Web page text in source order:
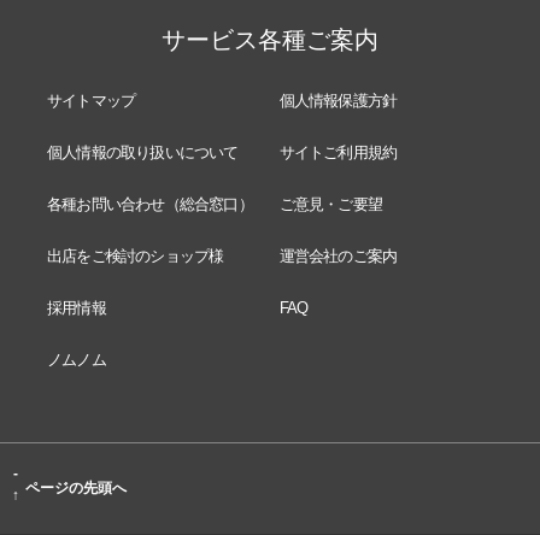
サービス各種ご案内
サイトマップ 個人情報保護方針
個人情報の取り扱いについて サイトご利用規約
各種お問い合わせ（総合窓口） ご意見・ご要望
出店をご検討のショップ様 運営会社のご案内
採用情報 FAQ
ノムノム
-
↑ ページの先頭へ